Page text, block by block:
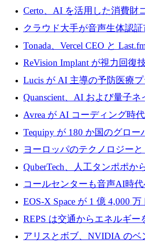
インテリジェンス レイヤー
Improbable から 200 万ドル
Certo、AI を活用した消費財
プラットフォームのために
クラウド大手が音声生体認
るなか、Voxmindが54万
ード資金を調達
Tonada、Vercel CEO と
援を受けてステルス撤退
ReVision Implant が視力回復
に 400 万ユーロを確保
Lucis が AI 主導の予防医療
を拡大するためにシリーズ A
を調達
Quanscient、AI および量子
ドウェア エンジニアリング
1,000 万ユーロを調達
Avrea が AI コーディング時
明するために 470 万ドルをか
ら浮上
Tequipy が 180 か国のグロー
動化するために 300 万ユー
ヨーロッパのテクノロジー
る: イノベーション リーダー
Luxembourg 2026 に集まる理
QuberTech、人工タンポポか
ゴムを開発するために 340 万
コールセンターも音声AI時
EOS-X Space が 1 億 4,000 万
Mistral が Emmi AI を買収、
での完全無人道路運営を承認
REPS は交通からエネルギー
を発電所に変えるために
アリスとボブ、NVIDIA のベ